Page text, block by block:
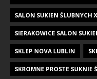
SALON SUKIEN ŚLUBNYCH
SIERAKOWICE SALON
SKLEP NOVA LUBLIN
SKROMNE PROSTE SUKNIE